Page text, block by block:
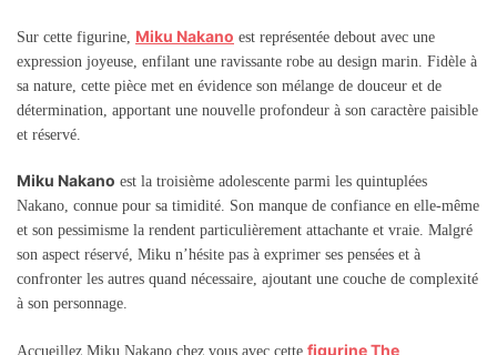
Sur cette figurine, Miku Nakano est représentée debout avec une
expression joyeuse, enfilant une ravissante robe au design marin. Fidèle à
sa nature, cette pièce met en évidence son mélange de douceur et de
détermination, apportant une nouvelle profondeur à son caractère paisible
et réservé.
Miku Nakano est la troisième adolescente parmi les quintuplées
Nakano, connue pour sa timidité. Son manque de confiance en elle-même
et son pessimisme la rendent particulièrement attachante et vraie. Malgré
son aspect réservé, Miku n’hésite pas à exprimer ses pensées et à
confronter les autres quand nécessaire, ajoutant une couche de complexité
à son personnage.
Accueillez Miku Nakano chez vous avec cette figurine The